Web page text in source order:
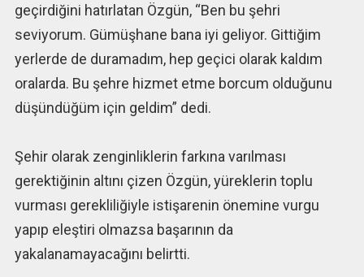
geçirdiğini hatırlatan Özgün, “Ben bu şehri
seviyorum. Gümüşhane bana iyi geliyor. Gittiğim
yerlerde de duramadım, hep geçici olarak kaldım
oralarda. Bu şehre hizmet etme borcum olduğunu
düşündüğüm için geldim” dedi.
Şehir olarak zenginliklerin farkına varılması
gerektiğinin altını çizen Özgün, yüreklerin toplu
vurması gerekliliğiyle istişarenin önemine vurgu
yapıp eleştiri olmazsa başarının da
yakalanamayacağını belirtti.